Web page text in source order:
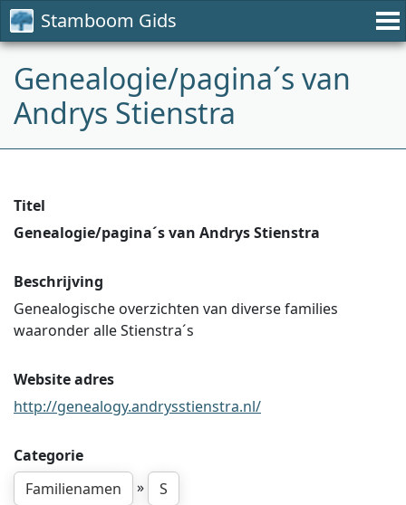
Stamboom Gids
Genealogie/pagina´s van
Andrys Stienstra
Titel
Genealogie/pagina´s van Andrys Stienstra
Beschrijving
Genealogische overzichten van diverse families
waaronder alle Stienstra´s
Website adres
http://genealogy.andrysstienstra.nl/
Categorie
Familienamen
» S